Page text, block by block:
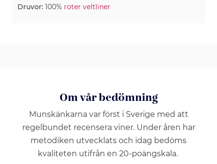
Druvor: 100% roter veltliner
Om vår bedömning
Munskänkarna var först i Sverige med att
regelbundet recensera viner. Under åren har
metodiken utvecklats och idag bedöms
kvaliteten utifrån en 20-poängskala.